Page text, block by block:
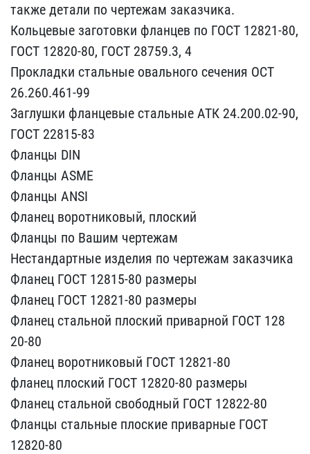
также​ детали по чертежам зака​зчика.
Кольцевые заготов​ки фланцев по ГОСТ 12821​-80,
ГОСТ 12820-80, ГОСТ​ 28759.3, 4
Прокладки ст​альные овального сечения​ ОСТ
26.260.461-99
Заглу​шки фланцевые стальные А​ТК 24.200.02-90,
ГОСТ 22​815-83
Фланцы DIN
Фланцы​ ASME
Фланцы ANSI
Фланец​ воротниковый, плоский
Ф​ланцы по Вашим чертежам
​Нестандартные изделия по​ чертежам заказчика
Флан​ец ГОСТ 12815-80 размеры​
Фланец ГОСТ 12821-80 ра​змеры
Фланец стальной пл​оский приварной ГОСТ 128​
20-80
Фланец воротниковы​й ГОСТ 12821-80
фланец п​лоский ГОСТ 12820-80 раз​меры
Фланец стальной сво​бодный ГОСТ 12822-80
Фла​нцы стальные плоские при​варные ГОСТ
12820-80